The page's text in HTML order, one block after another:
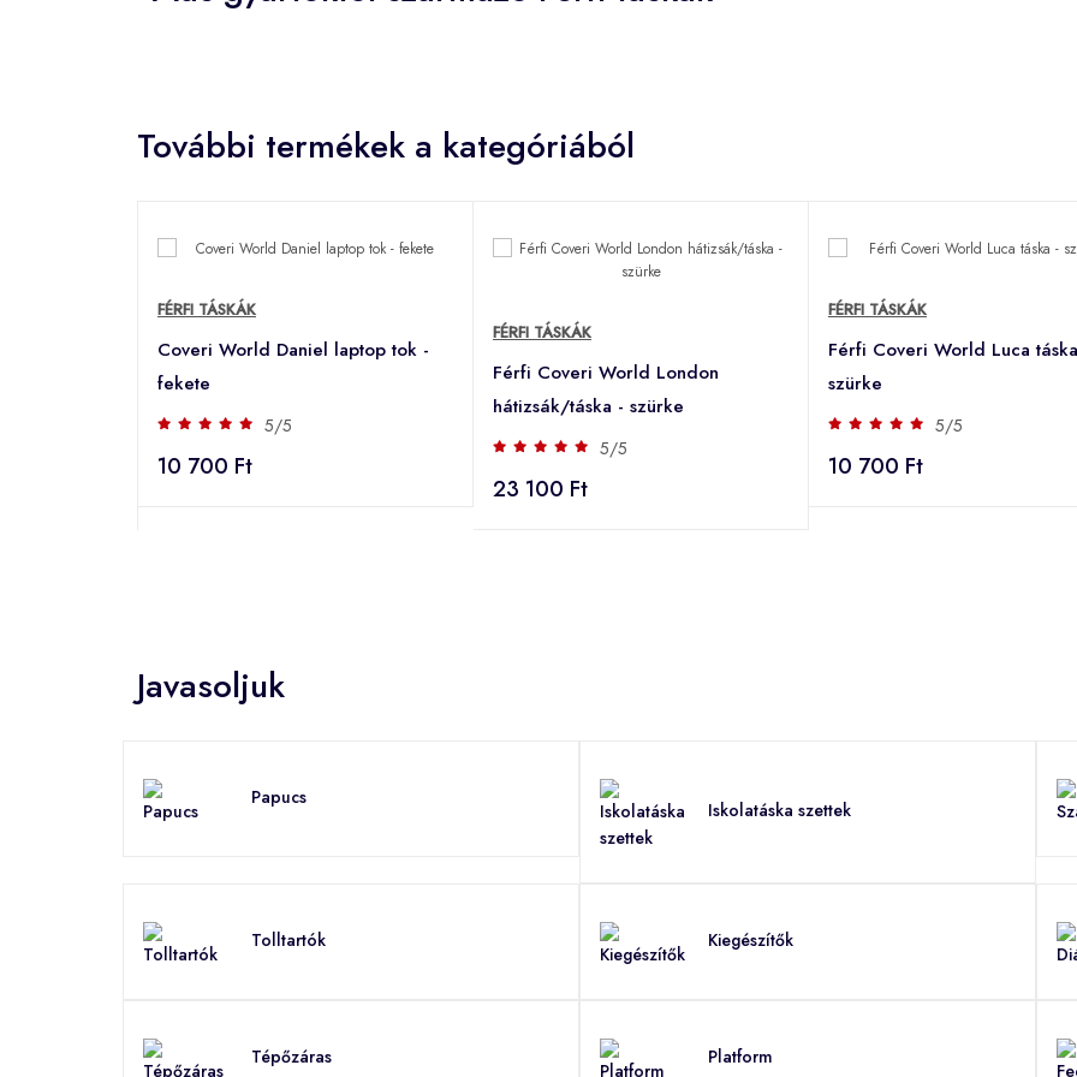
További termékek a kategóriából
FÉRFI TÁSKÁK
Coveri World Daniel laptop tok -
fekete
5/5
10 700 Ft
FÉRFI TÁSKÁK
Férfi Coveri World London
hátizsák/táska - szürke
5/5
23 100 Ft
FÉRFI TÁSKÁK
Férfi Coveri World Luca
szürke
5/5
10 700 Ft
Javasoljuk
Papucs
Iskolatáska szettek
Tolltartók Kiegészítők
Tépőzáras Platform